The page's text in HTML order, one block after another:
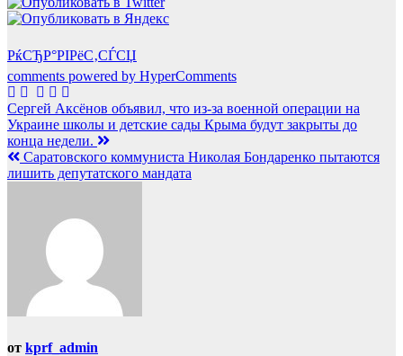
РќСЂР°РІРёС‚СЃСЏ
comments powered by HyperComments
Навигация
по
записям
Сергей Аксёнов объявил, что из-за военной операции на
Украине школы и детские сады Крыма будут закрыты до
конца недели.
Саратовского коммуниста Николая Бондаренко пытаются
лишить депутатского мандата
от kprf_admin